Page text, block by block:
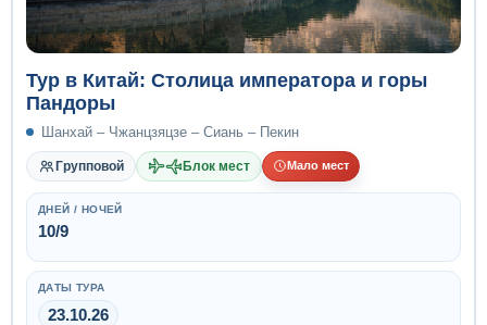
Тур в Китай: Cтолица императора и горы
Пандоры
Шанхай – Чжанцзяцзе – Сиань – Пекин
Групповой Блок мест Мало мест
ДНЕЙ / НОЧЕЙ
10/9
ДАТЫ ТУРА
23.10.26